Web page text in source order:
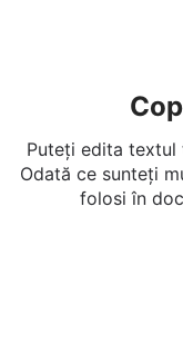
(Simplificată)
Puteți edita